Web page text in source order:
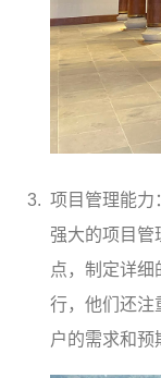
项目管理能力
强大的项目管
点，制定详细
行，他们还注
户的需求和预